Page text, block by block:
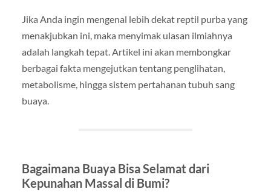
Jika Anda ingin mengenal lebih dekat reptil purba yang
menakjubkan ini, maka menyimak ulasan ilmiahnya
adalah langkah tepat. Artikel ini akan membongkar
berbagai fakta mengejutkan tentang penglihatan,
metabolisme, hingga sistem pertahanan tubuh sang
buaya.
Bagaimana Buaya Bisa Selamat dari
Kepunahan Massal di Bumi?